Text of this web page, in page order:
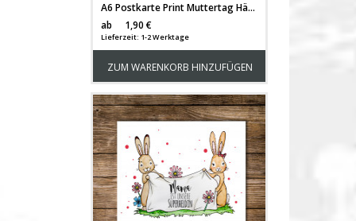
A6 Postkarte Print Muttertag Häschen mit Möhre und Spruch Mama hat immer recht pk105
ab
1,90 €
Lieferzeit: 1-2 Werktage
ZUM WARENKORB HINZUFÜGEN